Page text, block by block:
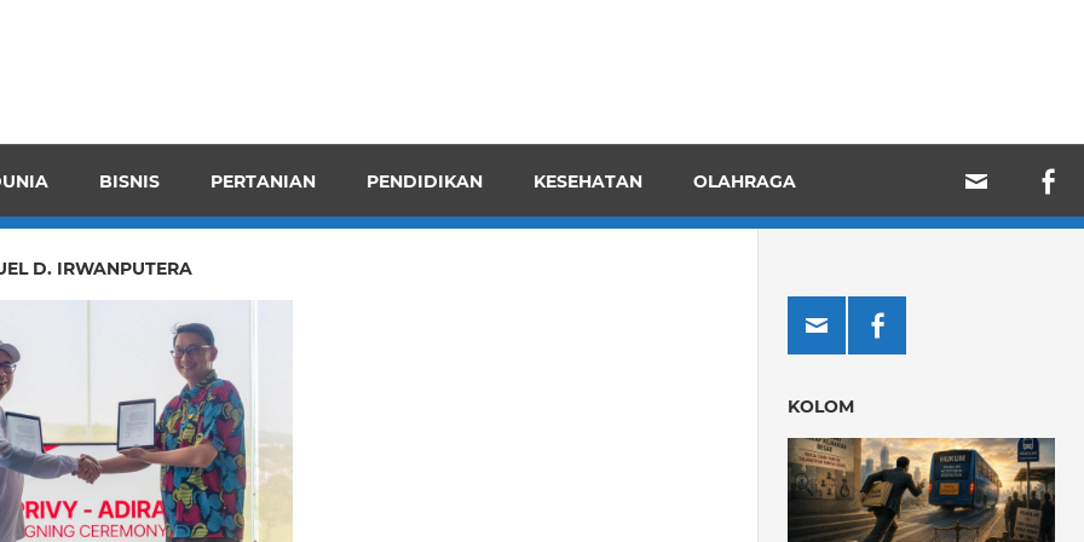
BISNIS PERTANIAN PENDIDIKAN KESEHATAN OLAHRAGA
D. IRWANPUTERA
KOLOM